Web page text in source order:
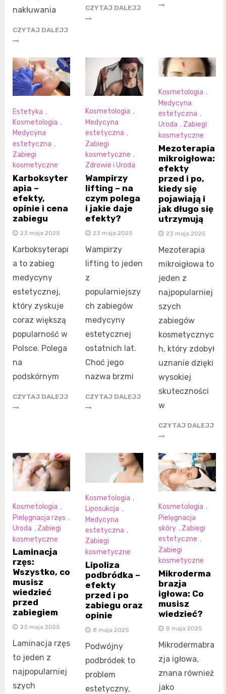
nakłuwania
CZYTAJ DALEJJ
CZYTAJ DALEJJ
Estetyka ,
Kosmetologia ,
Medycyna
estetyczna ,
Zabiegi
kosmetyczne
Karboksyter
apia –
efekty,
opinie i cena
zabiegu
23 maja 2025
Karboksyterapi
a to zabieg
medycyny
estetycznej,
który zyskuje
coraz większą
popularność w
Polsce. Polega
na
podskórnym
CZYTAJ DALEJJ
Kosmetologia ,
Medycyna
estetyczna ,
Zabiegi
kosmetyczne ,
Zdrowie i Uroda
Wampirzy
lifting – na
czym polega
i jakie daje
efekty?
23 maja 2025
Wampirzy
lifting to jeden
z
popularniejszy
ch zabiegów
medycyny
estetycznej
ostatnich lat.
Choć jego
nazwa brzmi
CZYTAJ DALEJJ
Kosmetologia ,
Medycyna
estetyczna ,
Uroda , Zabiegi
kosmetyczne
Mezoterapia
mikroigłowa:
efekty
przed i po,
kiedy się
pojawiają i
jak długo się
utrzymują
23 maja 2025
Mezoterapia
mikroigłowa to
jeden z
najpopularniej
szych
zabiegów
kosmetycznyc
h, który zdobył
uznanie dzięki
wysokiej
skuteczności
w
CZYTAJ DALEJJ
Kosmetologia ,
Pielęgnacja rzęs ,
Uroda , Zabiegi
kosmetyczne
Laminacja
rzęs:
Wszystko, co
musisz
wiedzieć
przed
zabiegiem
23 maja 2025
Laminacja rzęs
to jeden z
najpopularniej
szych
Kosmetologia ,
Liposukcja ,
Medycyna
estetyczna ,
Zabiegi
kosmetyczne
Lipoliza
podbródka –
efekty
przed i po
zabiegu oraz
opinie
8 maja 2025
Podwójny
podbródek to
problem
estetyczny,
Kosmetologia ,
Pielęgnacja
skóry , Zabiegi
estetyczne ,
Zabiegi
kosmetyczne
Mikroderma
brazja
igłowa: Co
musisz
wiedzieć?
8 maja 2025
Mikrodermabra
zja igłowa,
znana również
jako